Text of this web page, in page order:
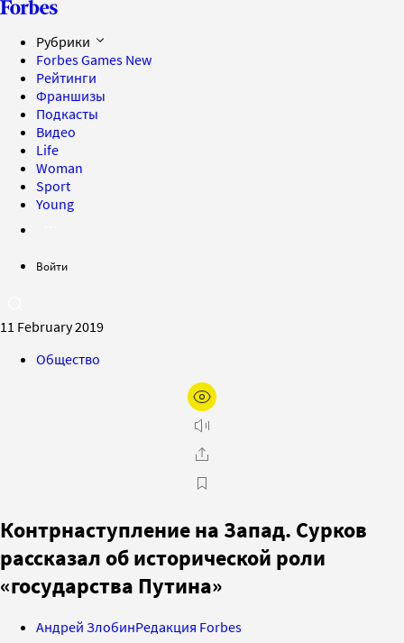
Рубрики
Forbes Games New
Рейтинги
Франшизы
Подкасты
Видео
Life
Woman
Sport
Young
Войти
11 February 2019
Общество
Контрнаступление на Запад. Сурков
рассказал об исторической роли
«государства Путина»
Андрей ЗлобинРедакция Forbes